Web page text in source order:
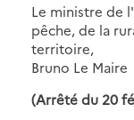
Le ministre de
pêche, de la
territoire,
Bruno Le Maire
(Arrêté du 20